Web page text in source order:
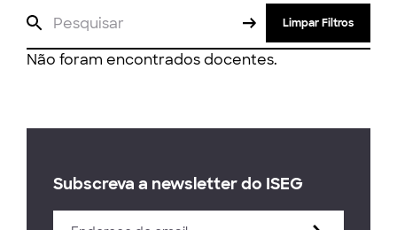
Limpar Filtros
Não foram encontrados docentes.
Subscreva a newsletter do ISEG